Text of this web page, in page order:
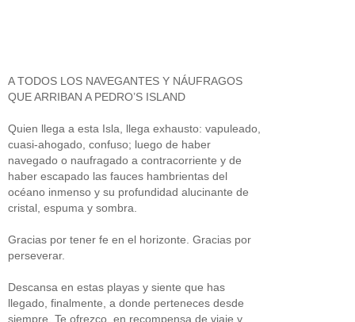
A TODOS LOS NAVEGANTES Y NÁUFRAGOS
QUE ARRIBAN A PEDRO’S ISLAND
Quien llega a esta Isla, llega exhausto: vapuleado,
cuasi-ahogado, confuso; luego de haber
navegado o naufragado a contracorriente y de
haber escapado las fauces hambrientas del
océano inmenso y su profundidad alucinante de
cristal, espuma y sombra.
Gracias por tener fe en el horizonte. Gracias por
perseverar.
Descansa en estas playas y siente que has
llegado, finalmente, a donde perteneces desde
siempre. Te ofrezco, en recompensa de viaje y